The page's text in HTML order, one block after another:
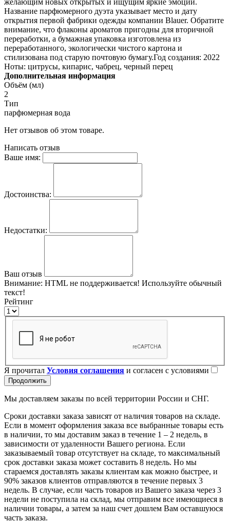
Название парфюмерного дуэта указывает место и дату
открытия первой фабрики одежды компании Blauer. Обратите
внимание, что флаконы ароматов пригодны для вторичной
переработки, а бумажная упаковка изготовлена из
переработанного, экологически чистого картона и
стилизована под старую почтовую бумагу.Год создания: 2022
Ноты: цитрусы, кипарис, чабрец, черный перец
Дополнительная информация
Объём (мл)
2
Тип
парфюмерная вода
Нет отзывов об этом товаре.
Написать отзыв
Ваше имя:
Достоинства:
Недостатки:
Ваш отзыв
Внимание: HTML не поддерживается! Используйте обычный
текст!
Рейтинг
Я прочитал Условия соглашения и согласен с условиями
Продолжить
Мы доставляем заказы по всей территории России и СНГ.
Сроки доставки заказа зависят от наличия товаров на складе.
Если в момент оформления заказа все выбранные товары есть
в наличии, то мы доставим заказ в течение 1 – 2 недель, в
зависимости от удаленности Вашего региона. Если
заказываемый товар отсутствует на складе, то максимальный
срок доставки заказа может составить 8 недель. Но мы
стараемся доставлять заказы клиентам как можно быстрее, и
90% заказов клиентов отправляются в течение первых 3
недель. В случае, если часть товаров из Вашего заказа через 3
недели не поступила на склад, мы отправим все имеющиеся в
наличии товары, а затем за наш счет дошлем Вам оставшуюся
часть заказа.